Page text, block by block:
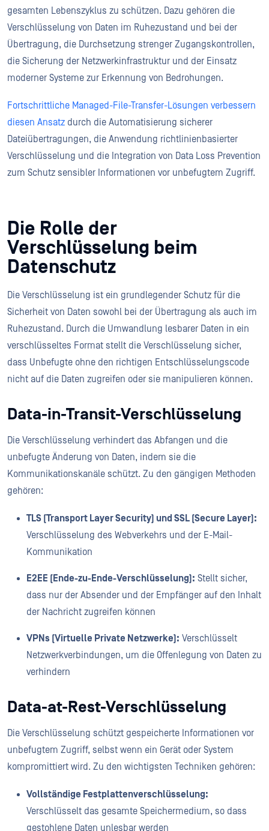
gesamten Lebenszyklus zu schützen. Dazu gehören die
Verschlüsselung von Daten im Ruhezustand und bei der
Übertragung, die Durchsetzung strenger Zugangskontrollen,
die Sicherung der Netzwerkinfrastruktur und der Einsatz
moderner Systeme zur Erkennung von Bedrohungen.
Fortschrittliche Managed-File-Transfer-Lösungen verbessern
diesen Ansatz durch die Automatisierung sicherer
Dateiübertragungen, die Anwendung richtlinienbasierter
Verschlüsselung und die Integration von Data Loss Prevention
zum Schutz sensibler Informationen vor unbefugtem Zugriff.
Die Rolle der
Verschlüsselung beim
Datenschutz
Die Verschlüsselung ist ein grundlegender Schutz für die
Sicherheit von Daten sowohl bei der Übertragung als auch im
Ruhezustand. Durch die Umwandlung lesbarer Daten in ein
verschlüsseltes Format stellt die Verschlüsselung sicher,
dass Unbefugte ohne den richtigen Entschlüsselungscode
nicht auf die Daten zugreifen oder sie manipulieren können.
Data-in-Transit-Verschlüsselung
Die Verschlüsselung verhindert das Abfangen und die
unbefugte Änderung von Daten, indem sie die
Kommunikationskanäle schützt. Zu den gängigen Methoden
gehören:
TLS (Transport Layer Security) und SSL (Secure Layer):
Verschlüsselung des Webverkehrs und der E-Mail-
Kommunikation
E2EE (Ende-zu-Ende-Verschlüsselung): Stellt sicher,
dass nur der Absender und der Empfänger auf den Inhalt
der Nachricht zugreifen können
VPNs (Virtuelle Private Netzwerke): Verschlüsselt
Netzwerkverbindungen, um die Offenlegung von Daten zu
verhindern
Data-at-Rest-Verschlüsselung
Die Verschlüsselung schützt gespeicherte Informationen vor
unbefugtem Zugriff, selbst wenn ein Gerät oder System
kompromittiert wird. Zu den wichtigsten Techniken gehören:
Vollständige Festplattenverschlüsselung:
Verschlüsselt das gesamte Speichermedium, so dass
gestohlene Daten unlesbar werden